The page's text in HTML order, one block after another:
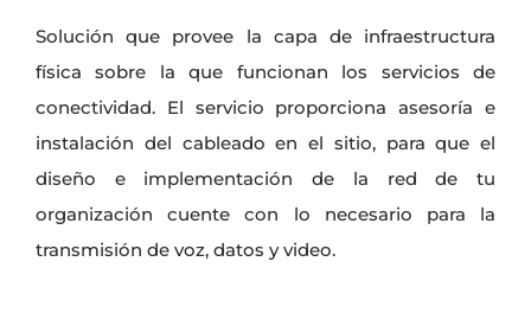
Solución que provee la capa de infraestructura
física sobre la que funcionan los servicios de
conectividad. El servicio proporciona asesoría e
instalación del cableado en el sitio, para que el
diseño e implementación de la red de tu
organización cuente con lo necesario para la
transmisión de voz, datos y video.